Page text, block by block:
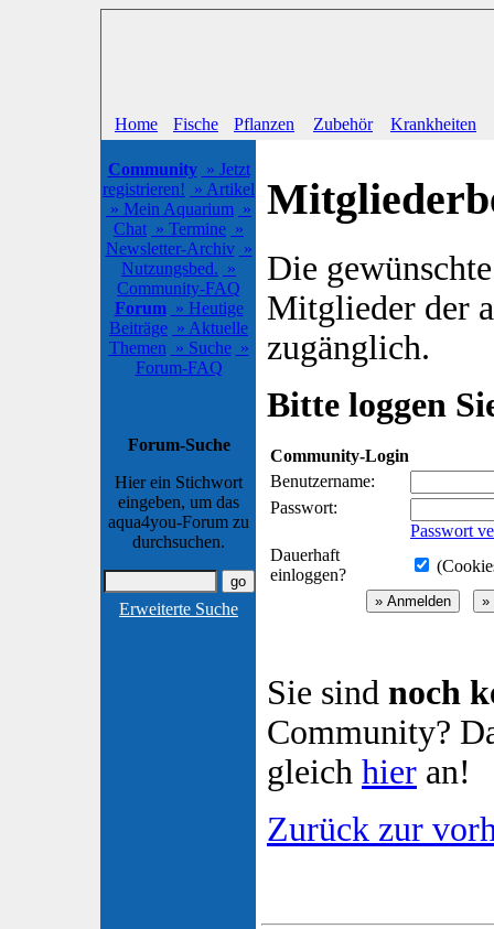
Home Fische Pflanzen Zubehör Krankheiten
Community » Jetzt
registrieren! » Artikel
» Mein Aquarium »
Chat » Termine »
Newsletter-Archiv »
Nutzungsbed. »
Community-FAQ
Forum » Heutige
Beiträge » Aktuelle
Themen » Suche »
Forum-FAQ
Forum-Suche
Hier ein Stichwort
eingeben, um das
aqua4you-Forum zu
durchsuchen.
Erweiterte Suche
Die
Mitglieder der
zugänglich.
Bitte loggen
Community-Login
Benutzername:
Passwort:
Passwort
Dauerhaft
einloggen?
Sie sind noch
Community?
gleich hier an!
Zurück zur